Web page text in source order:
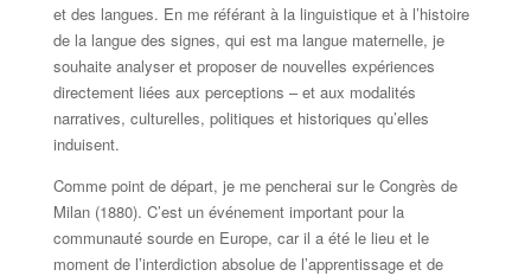
et des langues. En me référant à la linguistique et à l’histoire
de la langue des signes, qui est ma langue maternelle, je
souhaite analyser et proposer de nouvelles expériences
directement liées aux perceptions – et aux modalités
narratives, culturelles, politiques et historiques qu’elles
induisent.
Comme point de départ, je me pencherai sur le Congrès de
Milan (1880). C’est un événement important pour la
communauté sourde en Europe, car il a été le lieu et le
moment de l’interdiction absolue de l’apprentissage et de